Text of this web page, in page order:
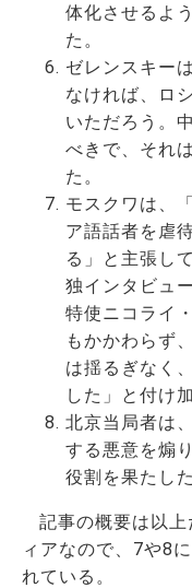
体化させるよ
た。
ゼレンスキー
なければ、ロ
いただろう。
べきで、それ
た。
モスクワは、
ア語話者を虐
る」と主張し
独インタビュ
特使ニコライ
もかかわらず
は揺るぎなく
した」と付け
北京当局者は
する悪意を煽
役割を果たし
記事の概要は以
ィアなので、7や8
れている。